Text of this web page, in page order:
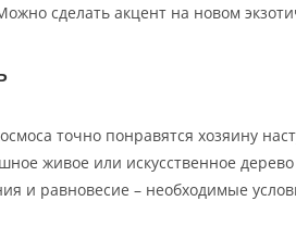
сделать акцент на новом
точно понравятся хозяину
живое или искусственное
и равновесие – необходимые